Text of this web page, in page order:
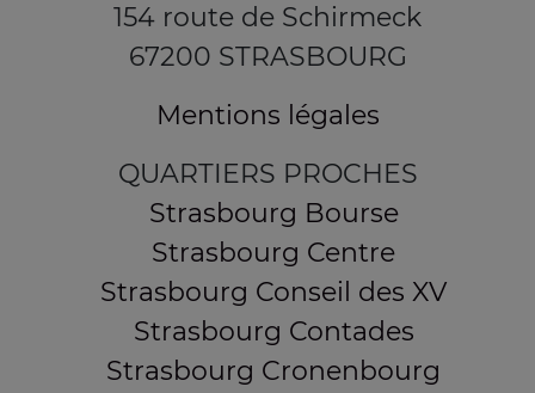
154 route de Schirmeck
67200 STRASBOURG
Mentions légales
QUARTIERS PROCHES
Strasbourg Bourse
Strasbourg Centre
Strasbourg Conseil des XV
Strasbourg Contades
Strasbourg Cronenbourg